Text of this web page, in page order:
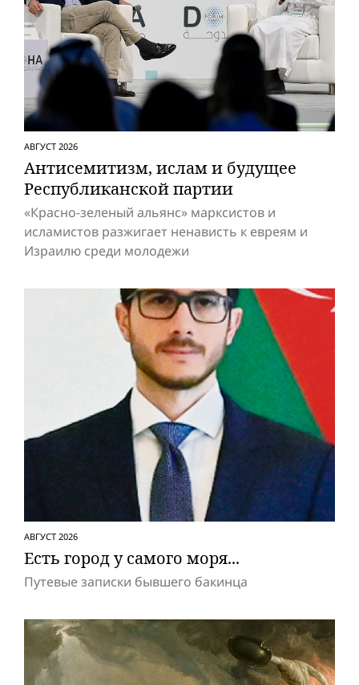
АВГУСТ 2026
Антисемитизм, ислам и будущее
Респуб­ликанской партии
«Красно-зеленый альянс» марксистов и
исламистов разжигает ненависть к евреям и
Израилю среди молодежи
АВГУСТ 2026
Есть город у самого моря...
Путевые записки бывшего бакинца